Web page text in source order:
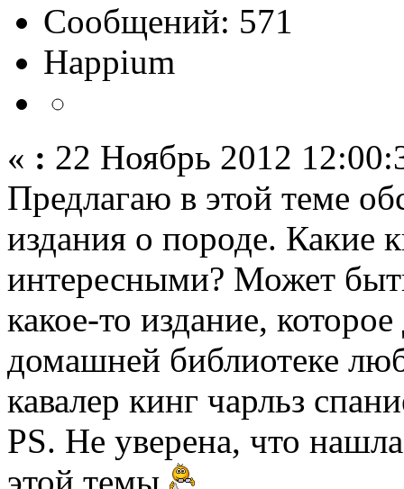
Сообщений: 571
Happium
« : 22 Ноябрь 2012
Предлагаю в этой теме
издания о породе. Какие
интересными? Может
какое-то издание,
домашней библиотеке
кавалер кинг чарльз
PS. Не уверена, что
этой темы